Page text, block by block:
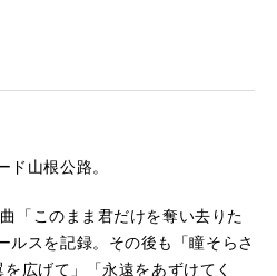
ド山根公路。
「このまま君だけを奪い去りた
ルスを記録。その後も「瞳そらさ
広げて」「永遠をあずけてく